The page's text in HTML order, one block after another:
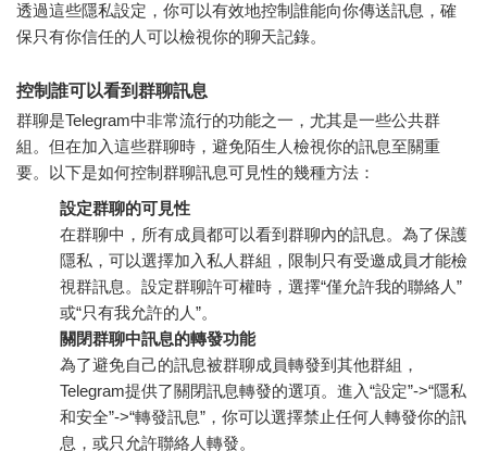
透過這些隱私設定，你可以有效地控制誰能向你傳送訊息，確
保只有你信任的人可以檢視你的聊天記錄。
控制誰可以看到群聊訊息
群聊是Telegram中非常流行的功能之一，尤其是一些公共群
組。但在加入這些群聊時，避免陌生人檢視你的訊息至關重
要。以下是如何控制群聊訊息可見性的幾種方法：
設定群聊的可見性
在群聊中，所有成員都可以看到群聊內的訊息。為了保護
隱私，可以選擇加入私人群組，限制只有受邀成員才能檢
視群訊息。設定群聊許可權時，選擇“僅允許我的聯絡人”
或“只有我允許的人”。
關閉群聊中訊息的轉發功能
為了避免自己的訊息被群聊成員轉發到其他群組，
Telegram提供了關閉訊息轉發的選項。進入“設定”->“隱私
和安全”->“轉發訊息”，你可以選擇禁止任何人轉發你的訊
息，或只允許聯絡人轉發。